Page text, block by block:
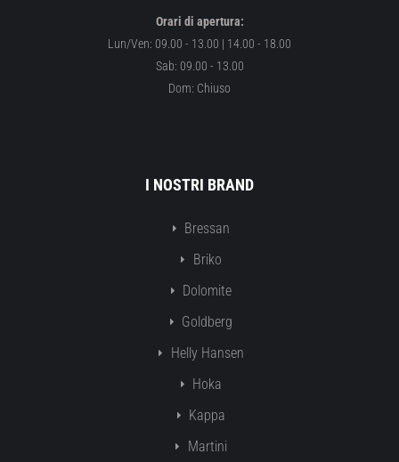
Orari di apertura:
Lun/Ven: 09.00 - 13.00 | 14.00 - 18.00
Sab: 09.00 - 13.00
Dom: Chiuso
I NOSTRI BRAND
Bressan
Briko
Dolomite
Goldberg
Helly Hansen
Hoka
Kappa
Martini